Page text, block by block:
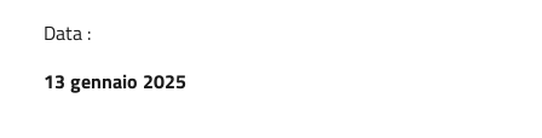
Data :
13 gennaio 2025